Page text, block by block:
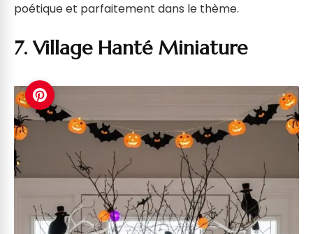
poétique et parfaitement dans le thème.
7. Village Hanté Miniature